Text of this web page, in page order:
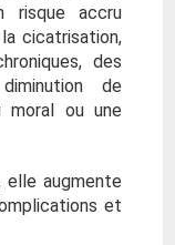
risque accru
cicatrisation,
des
de
moral ou une
elle augmente
et